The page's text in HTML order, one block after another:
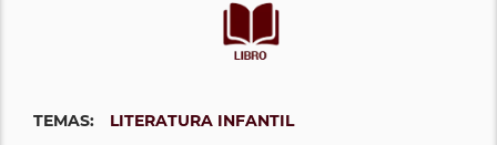
TEMAS: LITERATURA INFANTIL